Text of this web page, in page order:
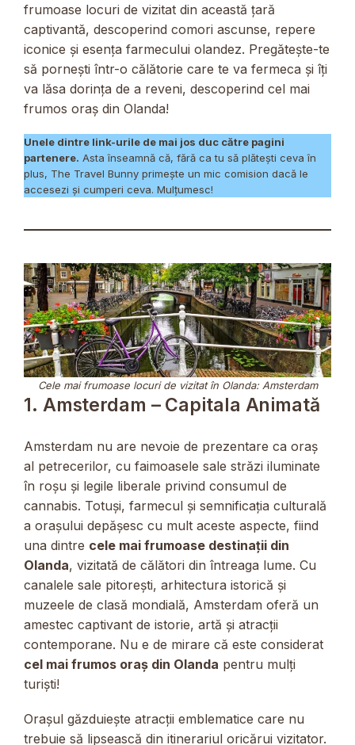
frumoase locuri de vizitat din această țară
captivantă, descoperind comori ascunse, repere
iconice și esența farmecului olandez. Pregătește-te
să pornești într-o călătorie care te va fermeca și îți
va lăsa dorința de a reveni, descoperind cel mai
frumos oraș din Olanda!
Unele dintre link-urile de mai jos duc către pagini
partenere. Asta înseamnă că, fără ca tu să plătești ceva în
plus, The Travel Bunny primește un mic comision dacă le
accesezi și cumperi ceva. Mulțumesc!
Cele mai frumoase locuri de vizitat în Olanda: Amsterdam
1. Amsterdam – Capitala Animată
Amsterdam nu are nevoie de prezentare ca oraș
al petrecerilor, cu faimoasele sale străzi iluminate
în roșu și legile liberale privind consumul de
cannabis. Totuși, farmecul și semnificația culturală
a orașului depășesc cu mult aceste aspecte, fiind
una dintre cele mai frumoase destinații din
Olanda, vizitată de călători din întreaga lume. Cu
canalele sale pitorești, arhitectura istorică și
muzeele de clasă mondială, Amsterdam oferă un
amestec captivant de istorie, artă și atracții
contemporane. Nu e de mirare că este considerat
cel mai frumos oraș din Olanda pentru mulți
turiști!
Orașul găzduiește atracții emblematice care nu
trebuie să lipsească din itinerariul oricărui vizitator.